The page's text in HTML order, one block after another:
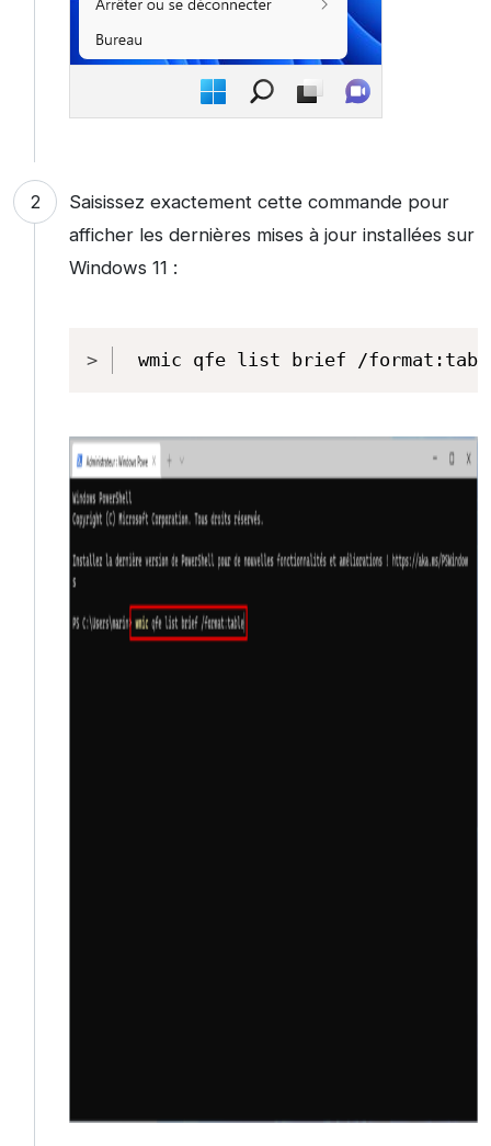
Saisissez exactement cette commande pour
afficher les dernières mises à jour installées sur
Windows 11 :
wmic qfe list brief / Copy